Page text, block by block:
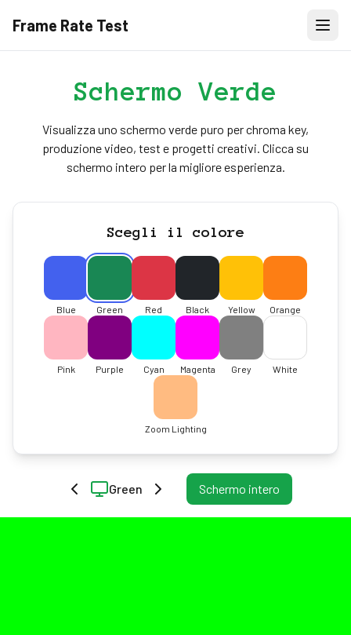
Frame Rate Test
Schermo Verde
Visualizza uno schermo verde puro per chroma key,
produzione video, test e progetti creativi. Clicca su
schermo intero per la migliore esperienza.
Scegli il colore
Blue Green Red Black Yellow Orange
Pink Purple Cyan Magenta Grey White
Zoom Lighting
Green Schermo intero